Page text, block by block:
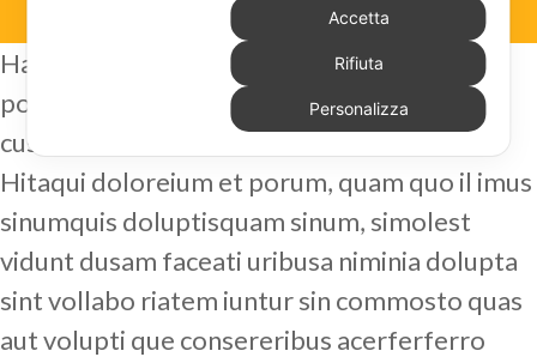
Harum rerrum inum incia aut pratur molore
pos mos aspero od que natas core sum qui
cus.
Hitaqui doloreium et porum, quam quo il imus
sinumquis doluptisquam sinum, simolest
vidunt dusam faceati uribusa niminia dolupta
sint vollabo riatem iuntur sin commosto quas
aut volupti que consereribus acerferferro
Accetta
Rifiuta
Personalizza